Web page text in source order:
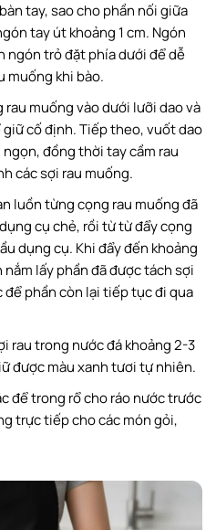
tay, sao cho phần nối giữa
tay út khoảng 1 cm. Ngón
ngón trỏ đặt phía dưới để dễ
muống khi bào.
muống vào dưới lưỡi dao và
cố định. Tiếp theo, vuốt dao
đồng thời tay cầm rau
các sợi rau muống.
luồn từng cọng rau muống đã
cụ chẻ, rồi từ từ đẩy cọng
dụng cụ. Khi đẩy đến khoảng
lấy phần đã được tách sợi
để phần còn lại tiếp tục đi qua
rau trong nước đá khoảng 2-3
được màu xanh tươi tự nhiên.
để trong rổ cho ráo nước trước
trực tiếp cho các món gỏi,